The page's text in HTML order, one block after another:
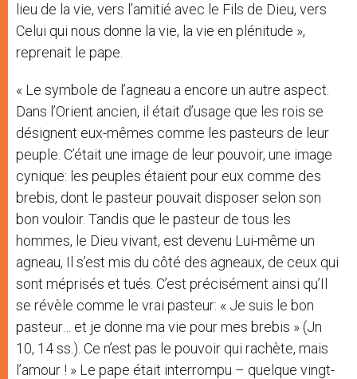
lieu de la vie, vers l’amitié avec le Fils de Dieu, vers
Celui qui nous donne la vie, la vie en plénitude »,
reprenait le pape.
« Le symbole de l’agneau a encore un autre aspect.
Dans l’Orient ancien, il était d’usage que les rois se
désignent eux-mêmes comme les pasteurs de leur
peuple. C’était une image de leur pouvoir, une image
cynique: les peuples étaient pour eux comme des
brebis, dont le pasteur pouvait disposer selon son
bon vouloir. Tandis que le pasteur de tous les
hommes, le Dieu vivant, est devenu Lui-même un
agneau, Il s’est mis du côté des agneaux, de ceux qui
sont méprisés et tués. C’est précisément ainsi qu’Il
se révèle comme le vrai pasteur: « Je suis le bon
pasteur… et je donne ma vie pour mes brebis » (Jn
10, 14 ss.). Ce n’est pas le pouvoir qui rachète, mais
l’amour ! » Le pape était interrompu – quelque vingt-